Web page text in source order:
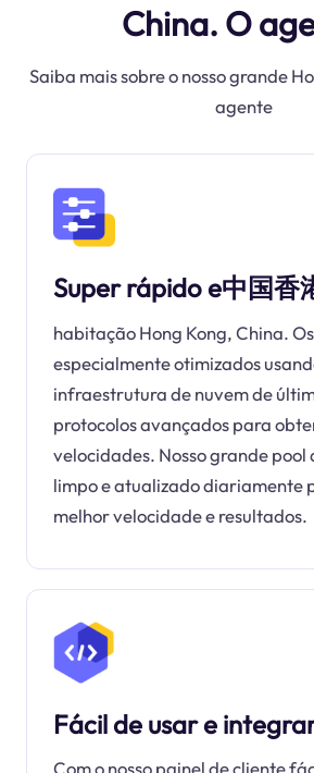
China. O
Saiba mais sobre o nosso grande
agente
Super rápido e中国香
habitação Hong Kong, China.
especialmente otimizados
infraestrutura de nuvem de
protocolos avançados para
velocidades. Nosso grande pool
limpo e atualizado diariamente
melhor velocidade e resultados.
Fácil de usar e